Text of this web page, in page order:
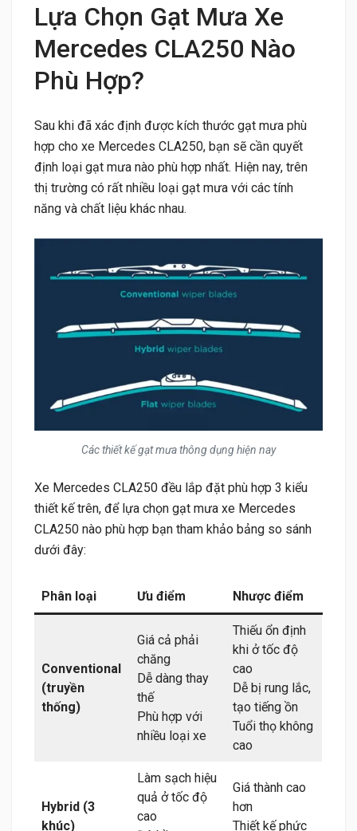
Lựa Chọn Gạt Mưa Xe
Mercedes CLA250 Nào
Phù Hợp?
Sau khi đã xác định được kích thước gạt mưa phù
hợp cho xe Mercedes CLA250, bạn sẽ cần quyết
định loại gạt mưa nào phù hợp nhất. Hiện nay, trên
thị trường có rất nhiều loại gạt mưa với các tính
năng và chất liệu khác nhau.
Các thiết kế gạt mưa thông dụng hiện nay
Xe Mercedes CLA250 đều lắp đặt phù hợp 3 kiểu
thiết kế trên, để lựa chọn gạt mưa xe Mercedes
CLA250 nào phù hợp bạn tham khảo bảng so sánh
dưới đây:
Phân loại Ưu điểm Nhược điểm
Conventional
(truyền
thống)
Giá cả phải
chăng
Dễ dàng thay
thế
Phù hợp với
nhiều loại xe
Thiếu ổn định
khi ở tốc độ
cao
Dễ bị rung lắc,
tạo tiếng ồn
Tuổi thọ không
cao
Hybrid (3
khúc)
Làm sạch hiệu
quả ở tốc độ
cao
Giá thành cao
hơn
Thiết kế phức